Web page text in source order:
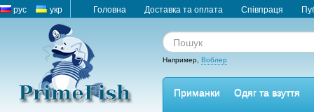
рус укр Головна Доставка та оплата Співпраця
Например, Воблер
Приманки
Одяг та взуття